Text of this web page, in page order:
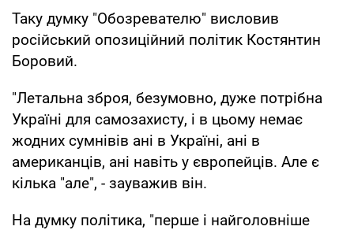
Таку думку "Обозревателю" висловив
російський опозиційний політик Костянтин
Боровий.
"Летальна зброя, безумовно, дуже потрібна
Україні для самозахисту, і в цьому немає
жодних сумнівів ані в Україні, ані в
американців, ані навіть у європейців. Але є
кілька "але", - зауважив він.
На думку політика, "перше і найголовніше